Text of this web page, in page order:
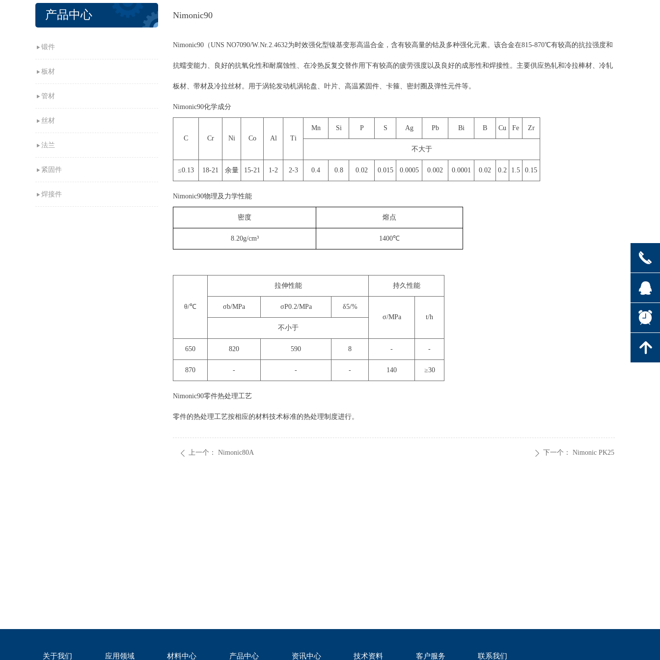
Nimonic90
ꄴ 上一个： Nimonic80A ꄲ 下一个： Nimonic PK25
Nimonic90（UNS NO7090/W.Nr.2.4632为时效强化型镍基变形高温合金，含有较高量的钴及多种强化元素。该合金在815-870℃有较高的抗拉强度和
抗蠕变能力、良好的抗氧化性和耐腐蚀性、在冷热反复交替作用下有较高的疲劳强度以及良好的成形性和焊接性。主要供应热轧和冷拉棒材、冷轧
板材、带材及冷拉丝材。用于涡轮发动机涡轮盘、叶片、高温紧固件、卡箍、密封圈及弹性元件等。
Nimonic90化学成分
C Cr Ni Co Al Ti
Mn Si P S Ag Pb Bi B Cu Fe Zr
不大于
≤0.13 18-21 余量 15-21 1-2 2-3 0.4 0.8 0.02 0.015 0.0005 0.002 0.0001 0.02 0.2 1.5 0.15
Nimonic90物理及力学性能
密度 熔点
8.20g/cm³ 1400℃
θ/℃
拉伸性能 持久性能
σb/MPa σP0.2/MPa
δ5/%
σ/MPa
t/h
不小于
650 820 590 8 - -
870 - - - 140 ≥30
Nimonic90零件热处理工艺
零件的热处理工艺按相应的材料技术标准的热处理制度进行。
产品中心
锻件
板材
管材
丝材
法兰
紧固件
焊接件
关于我们 应用领域 材料中心 产品中心 资讯中心 技术资料 客户服务 联系我们
끅
뀩
뀥
녕